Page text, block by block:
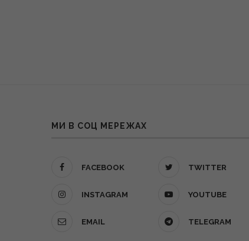
МИ В СОЦ МЕРЕЖАХ
FACEBOOK TWITTER
INSTAGRAM YOUTUBE
EMAIL TELEGRAM